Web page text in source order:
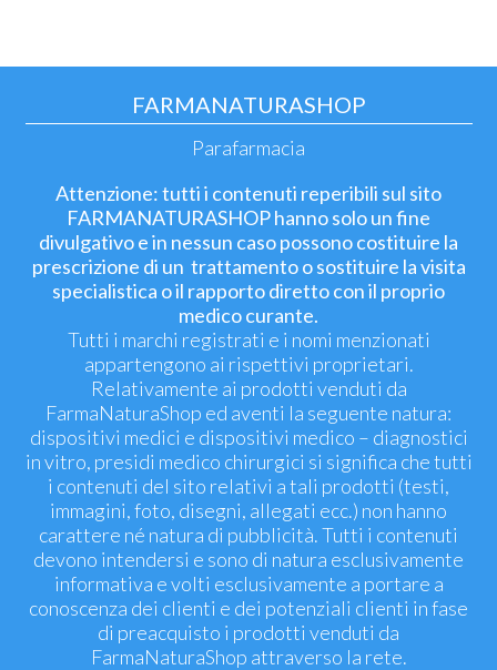
FARMANATURASHOP
Parafarmacia
Attenzione: tutti i contenuti reperibili sul sito
FARMANATURASHOP hanno solo un fine
divulgativo e in nessun caso possono costituire la
prescrizione di un trattamento o sostituire la visita
specialistica o il rapporto diretto con il proprio
medico curante.
Tutti i marchi registrati e i nomi menzionati
appartengono ai rispettivi proprietari.
Relativamente ai prodotti venduti da
FarmaNaturaShop ed aventi la seguente natura:
dispositivi medici e dispositivi medico – diagnostici
in vitro, presidi medico chirurgici si significa che tutti
i contenuti del sito relativi a tali prodotti (testi,
immagini, foto, disegni, allegati ecc.) non hanno
carattere né natura di pubblicità. Tutti i contenuti
devono intendersi e sono di natura esclusivamente
informativa e volti esclusivamente a portare a
conoscenza dei clienti e dei potenziali clienti in fase
di preacquisto i prodotti venduti da
FarmaNaturaShop attraverso la rete.